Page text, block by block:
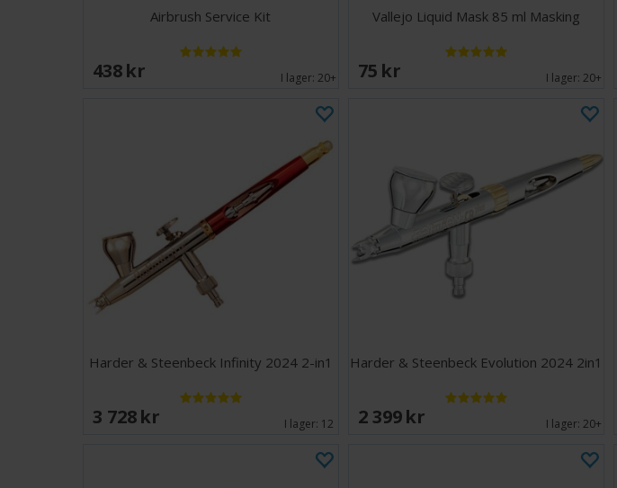
Airbrush Service Kit
438 SEK I lager:20+
Vallejo Liquid Mask 85 ml Masking
75 SEK I lager:20+
Harder & Steenbeck Infinity 2024 2-in1
3 728 SEK I lager: 12
Harder & Steenbeck Evolution 2024 2in1
2 399 SEK I lager:20+